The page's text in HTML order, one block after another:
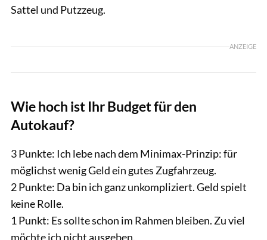
Sattel und Putzzeug.
ANZEIGE
Wie hoch ist Ihr Budget für den
Autokauf?
3 Punkte: Ich lebe nach dem Minimax-Prinzip: für
möglichst wenig Geld ein gutes Zugfahrzeug.
2 Punkte: Da bin ich ganz unkompliziert. Geld spielt
keine Rolle.
1 Punkt: Es sollte schon im Rahmen bleiben. Zu viel
möchte ich nicht ausgeben.